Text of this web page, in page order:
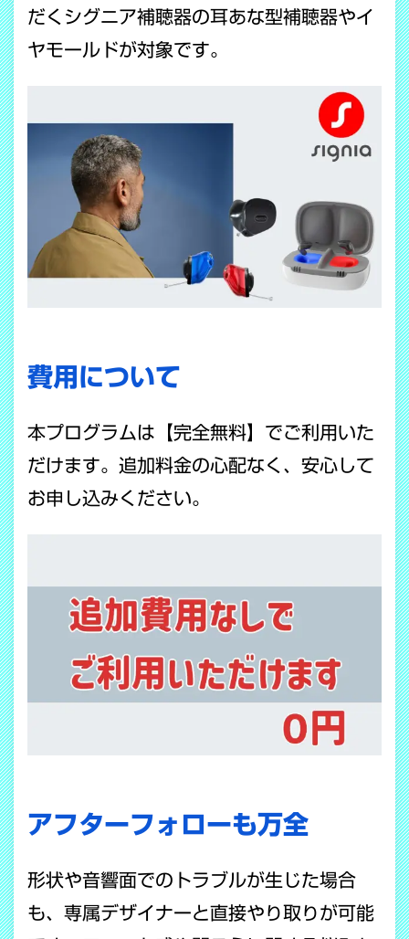
だくシグニア補聴器の耳あな型補聴器やイ
ヤモールドが対象です。
費用について
本プログラムは【完全無料】でご利用いた
だけます。追加料金の心配なく、安心して
お申し込みください。
アフターフォローも万全
形状や音響面でのトラブルが生じた場合
も、専属デザイナーと直接やり取りが可能